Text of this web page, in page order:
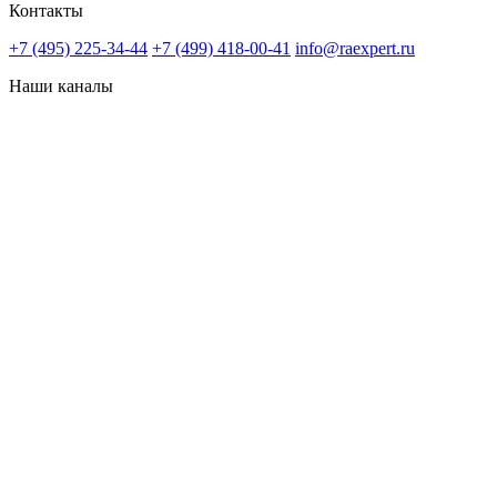
Контакты
+7 (495) 225-34-44 +7 (499) 418-00-41 info@raexpert.ru
Наши каналы